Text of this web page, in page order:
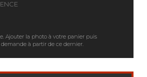
Ajouter la photo à votre panier puis
à partir de ce dernier.